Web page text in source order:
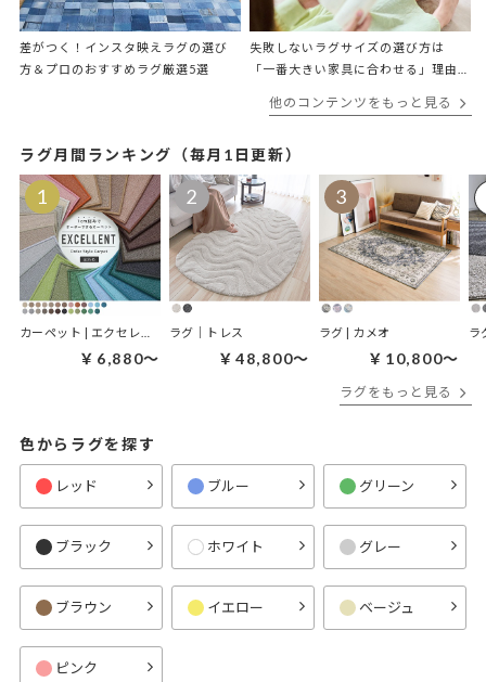
差がつく！インスタ映えラグの選び
方＆プロのおすすめラグ厳選5選
失敗しないラグサイズの選び方は
「一番大きい家具に合わせる」理由
他のコンテンツをもっと見る
ラグ月間ランキング（毎月1日更新）
￥6,880～
ラグ｜トレス
￥48,800～
ラグ | カメオ
￥10,800～
ラ
ラグをもっと見る
色からラグを探す
レッド ブルー グリーン
ブラック ホワイト グレー
ブラウン イエロー ベージュ
ピンク